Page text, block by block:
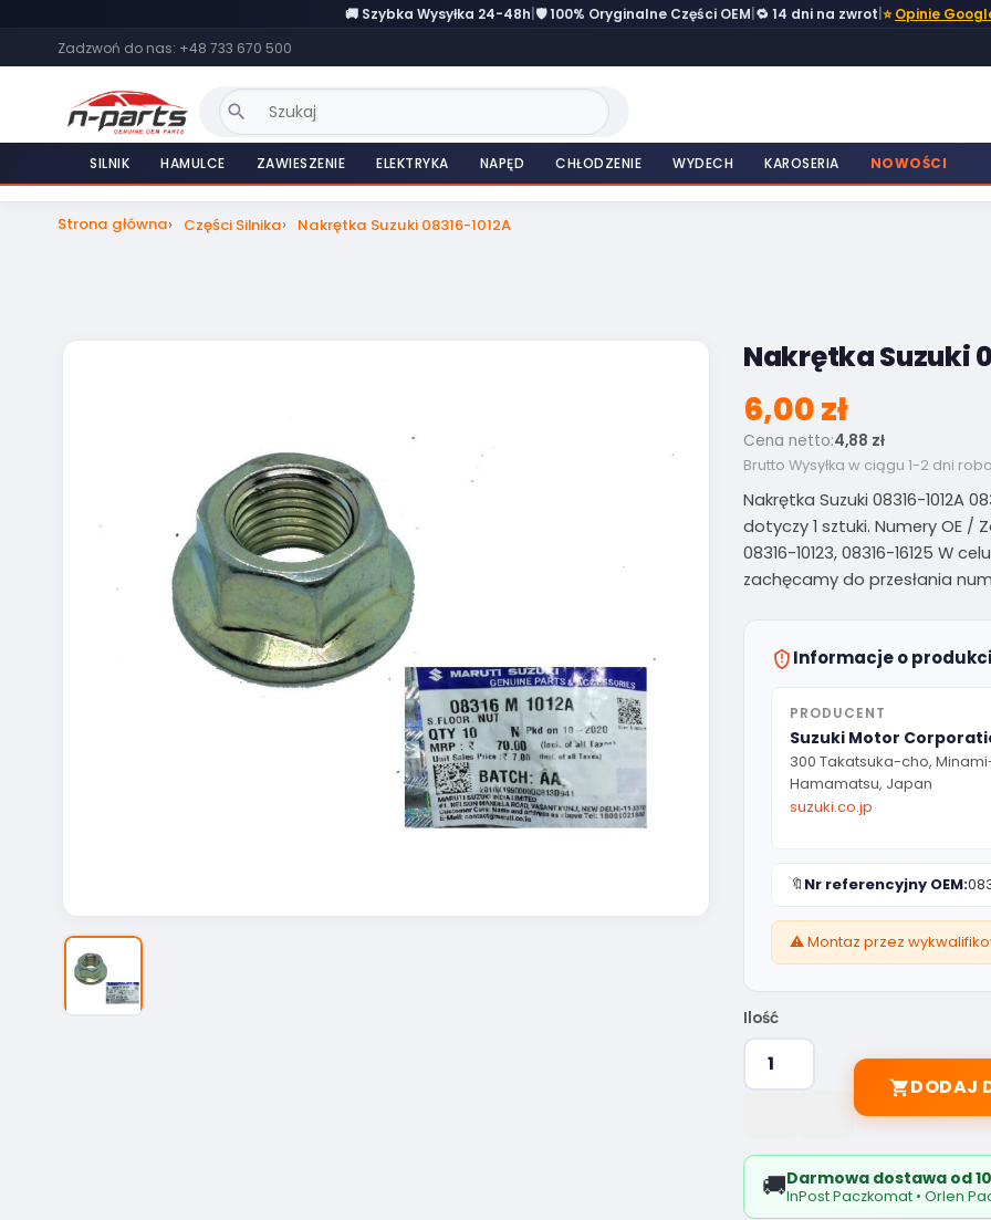
🚚 Szybka Wysyłka 24-48h 🛡️ 100% Oryginalne Części OEM 🔁 14 dni na zwrot ⭐Opinie
Zadzwoń do nas: +48 733 670 500
search
SILNIK HAMULCE ZAWIESZENIE ELEKTRYKA NAPĘD CHŁODZENIE WYDECH KAROSERIA NOWOŚCI
Strona główna Części Silnika Nakrętka Suzuki 08316-1012A
Nakrętka Suzuki
6,00 zł
Cena netto:4,88 zł
Brutto Wysyłka w ciągu 1-2 dni
Nakrętka Suzuki 08316-1012A
dotyczy 1 sztuki. Numery OE /
08316-10123, 08316-16125 W
zachęcamy do przesłania
Informacje o
PRODUCENT
Suzuki Motor
300 Takatsuka-cho,
Hamamatsu, Japan
suzuki.co.jp
🔖 Nr referencyjny OEM:
⚠️ Montaz przez
Ilość
DODAJ
🚚Darmowa dostawa od
InPost Paczkomat • Orlen